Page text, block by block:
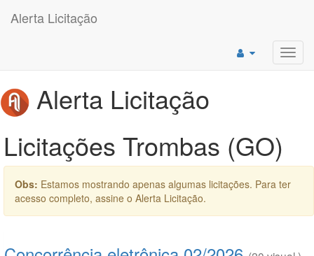
Alerta Licitação
Alerta Licitação
Licitações Trombas (GO)
Obs: Estamos mostrando apenas algumas licitações. Para ter
acesso completo, assine o Alerta Licitação.